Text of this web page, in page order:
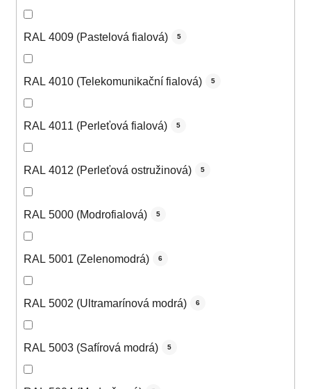
RAL 4009 (Pastelová fialová) 5
RAL 4010 (Telekomunikační fialová) 5
RAL 4011 (Perleťová fialová) 5
RAL 4012 (Perleťová ostružinová) 5
RAL 5000 (Modrofialová) 5
RAL 5001 (Zelenomodrá) 6
RAL 5002 (Ultramarínová modrá) 6
RAL 5003 (Safírová modrá) 5